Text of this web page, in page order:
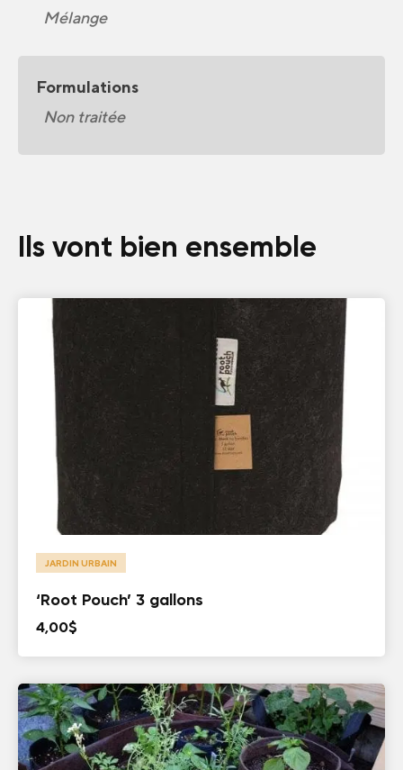
Mélange
Formulations
Non traitée
Ils vont bien ensemble
JARDIN URBAIN
‘Root Pouch’ 3 gallons
4,00$